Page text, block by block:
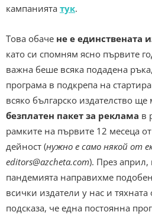
кампанията тук.
Това обаче не е единствената
като си спомням ясно първите
важна беше всяка подадена
програма в подкрепа на
всяко българско издателство
безплатен пакет за реклама в
рамките на първите 12 месеца
дейност (нужно е само някой от
editors@azcheta.com). През април,
пандемията направихме
всички издатели у нас и
подсказа, че една постоянна